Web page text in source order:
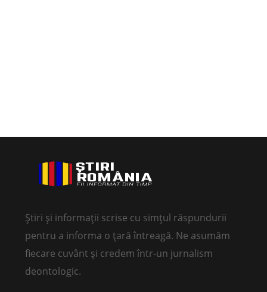
Știri și informații scrise cu simțul răspundurii
pentru a informa o țară întreagă. Ne asumăm
fiecare cuvânt și credem într-un jurnalism
deontologic.